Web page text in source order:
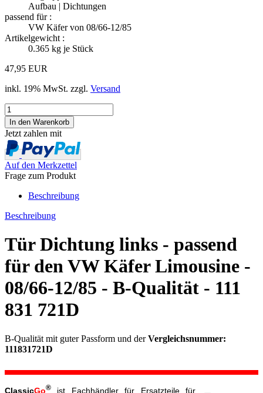
Aufbau | Dichtungen
passend für :
VW Käfer von 08/66-12/85
Artikelgewicht :
0.365 kg je Stück
47,95 EUR
inkl. 19% MwSt. zzgl. Versand
Jetzt zahlen mit
Auf den Merkzettel
Frage zum Produkt
Beschreibung
Beschreibung
Tür Dichtung links - passend
für den VW Käfer Limousine -
08/66-12/85 - B-Qualität - 111
831 721D
B-Qualität mit guter Passform und derVergleichsnummer:
111831721D
ClassicGo®
ist Fachhändler für Ersatzteile für